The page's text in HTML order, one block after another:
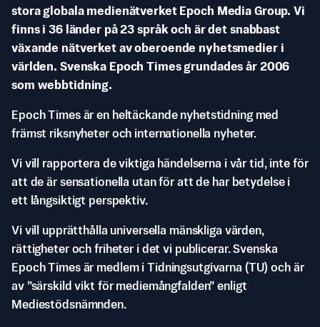
stora globala medienätverket Epoch Media Group. Vi
finns i 36 länder på 23 språk och är det snabbast
växande nätverket av oberoende nyhetsmedier i
världen. Svenska Epoch Times grundades år 2006
som webbtidning.
Epoch Times är en heltäckande nyhetstidning med
främst riksnyheter och internationella nyheter.
Vi vill rapportera de viktiga händelserna i vår tid, inte för
att de är sensationella utan för att de har betydelse i
ett långsiktigt perspektiv.
Vi vill upprätthålla universella mänskliga värden,
rättigheter och friheter i det vi publicerar. Svenska
Epoch Times är medlem i Tidningsutgivarna (TU) och är
av ”särskild vikt för mediemångfalden” enligt
Mediestödsnämnden.